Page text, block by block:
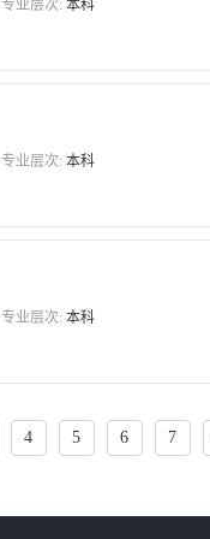
专业层次: 本科
专业层次: 本科
专业层次: 本科
4 5 6 7